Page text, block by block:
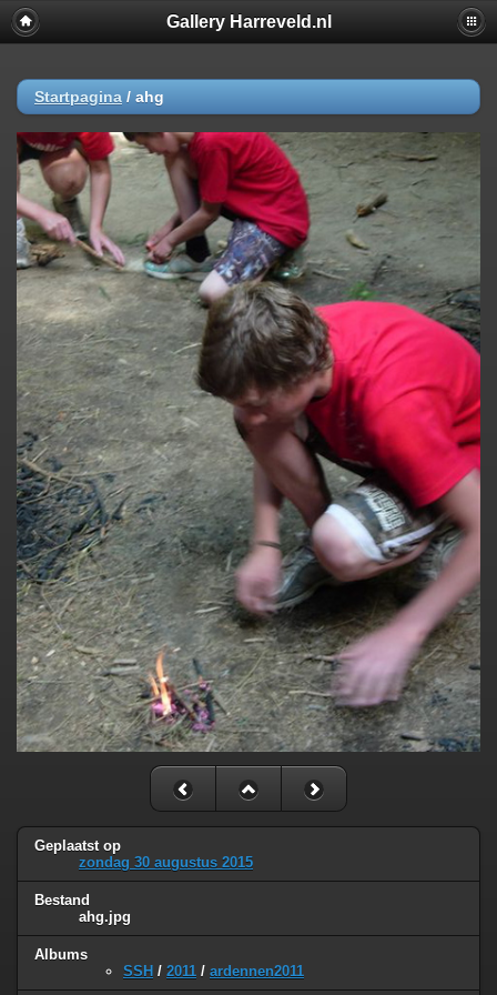
Gallery Harreveld.nl
Startpagina / ahg
Geplaatst op
zondag 30 augustus 2015
Bestand
ahg.jpg
Albums
SSH / 2011 / ardennen2011